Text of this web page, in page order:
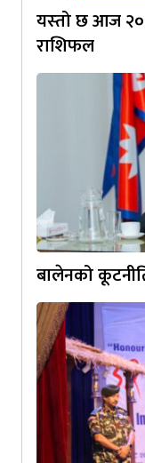
यस्‍तो छ आज
राशिफल
बालेनको